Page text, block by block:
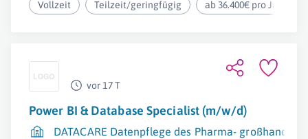
Vollzeit Teilzeit/geringfügig ab 36.400€ pro Jahr
vor 17 T
Power BI & Database Specialist (m/w/d)
DATACARE Datenpflege des Pharma- großhandels